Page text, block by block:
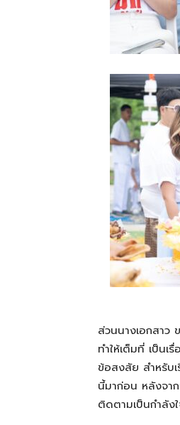
ส่วนนางเอกสา
ทำให้เต็มที่ เป็นเ
ข้อสงสัย สำหรับ
นี้มาก่อน หลังจา
ติดตามเป็นกำลัง